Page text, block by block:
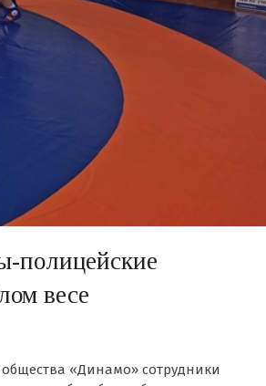
полицейские
весе
«Динамо» сотрудники